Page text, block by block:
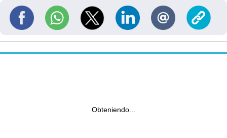
Obteniendo...